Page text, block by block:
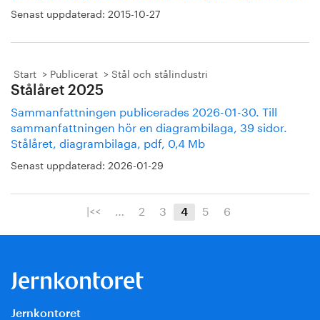
Senast uppdaterad: 2015-10-27
Start Publicerat Stål och stålindustri
Stålåret 2025
Sammanfattningen publicerades 2026-01-30. Till
sammanfattningen hör en diagrambilaga, 39 sidor.
Stålåret, diagrambilaga, pdf, 0,4 Mb
Senast uppdaterad: 2026-01-29
|<< … 2 3 4 5 6
Jernkontoret